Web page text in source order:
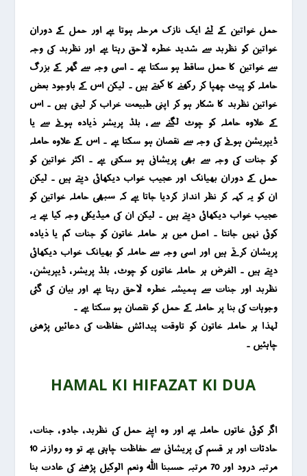
حمل خواتین کے لئے ایک نازک مرحلہ ہوتا ہے اور حمل کے دوران
خواتین کو نظربد سے شدید خطرہ لاحق رہتا ہے اور نظربد کی وجہ
سے خواتین کا حمل ساقط ہو سکتا ہے ۔ اسی وجہ سے گھر کے بزرگ
حاملہ کو پیٹ چھپا کر رکھنے کا کہتے ہیں ۔ لیکن اس کے باوجود بعض
خواتین نظربد کا شکار ہو کر اپنی طبیعت خراب کر لیتی ہیں ۔ اس
کے علاوہ حاملہ کو چوٹ لگنے سے ، بلڈ پریشر ذیادہ ہونے سے یا
ڈیپریشن ہونے کی وجہ سے نقصان ہو سکتا ہے ۔ اس کے علاوہ حاملہ
کو جنات کی وجہ سے بھی پریشانی ہو سکتی ہے ۔ اکثر خواتین کو
حمل کے دوران بھیانک اور عجیب خواب دیکھائی دیتے ہیں ۔ لیکن
ان کو یہ کہہ کر نظر انداز کردیا جاتا ہے کہ سبھی حاملہ خواتین کو
عجیب خواب دیکھائی دیتے ہیں ۔ لیکن ان کی میڈیکلی وجہ کیا ہے یہ
کوئی نہیں جانتا ۔ اصل میں ہر حاملہ خاتون کو جنات کم یا ذیادہ
پریشان کرتے ہیں اور اسی وجہ سے حاملہ کو بھیانک خواب دیکھائی
دیتے ہیں ۔ الغرض ہر حاملہ خاتوں کو چوٹ ، بلڈ پریشر ، ڈیپریشن ،
نظربد اور جنات سے ہمیشہ خطرہ لاحق رہتا ہے اور بیان کی گئی
وجوہات کی بنا پر حاملہ کے حمل کو نقصان ہو سکتا ہے ۔
لہذا ہر حاملہ خاتون کو تاوقت پیدائش حفاظت کی دعائیں پڑھنی
چاہئیں ۔
HAMAL KI HIFAZAT KI DUA
اگر کوئی خاتوں حاملہ ہے اور وہ اپنے حمل کی نظربد ، جادو ، جنات ،
حادثات اور ہر قسم کی پریشانی سے حفاظت چاہتی ہے تو وہ روازنہ 10
مرتبہ درود اور 70 مرتبہ حسبنا اللہ ونعم الوکیل پڑھنے کی عادت بنا